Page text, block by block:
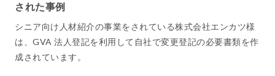
された事例
シニア向け人材紹介の事業をされている株式会社エンカツ様
は、GVA 法人登記を利用して自社で変更登記の必要書類を作
成されています。